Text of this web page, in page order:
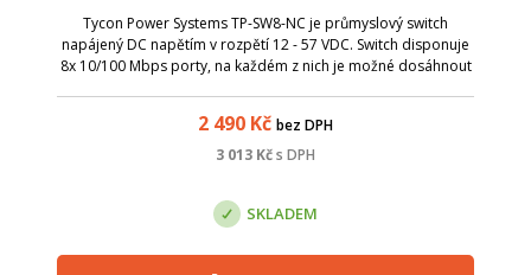
Tycon Power Systems TP-SW8-NC je průmyslový switch
napájený DC napětím v rozpětí 12 - 57 VDC. Switch disponuje
8x 10/100 Mbps porty, na každém z nich je možné dosáhnout
2 490 Kč bez DPH
3 013 Kčs DPH
SKLADEM